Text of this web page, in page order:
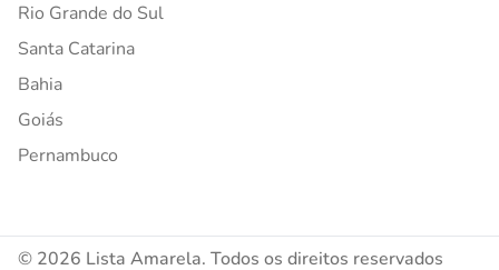
Rio Grande do Sul
Santa Catarina
Bahia
Goiás
Pernambuco
© 2026 Lista Amarela. Todos os direitos reservados